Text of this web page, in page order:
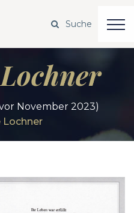
November 2023)
Lochner